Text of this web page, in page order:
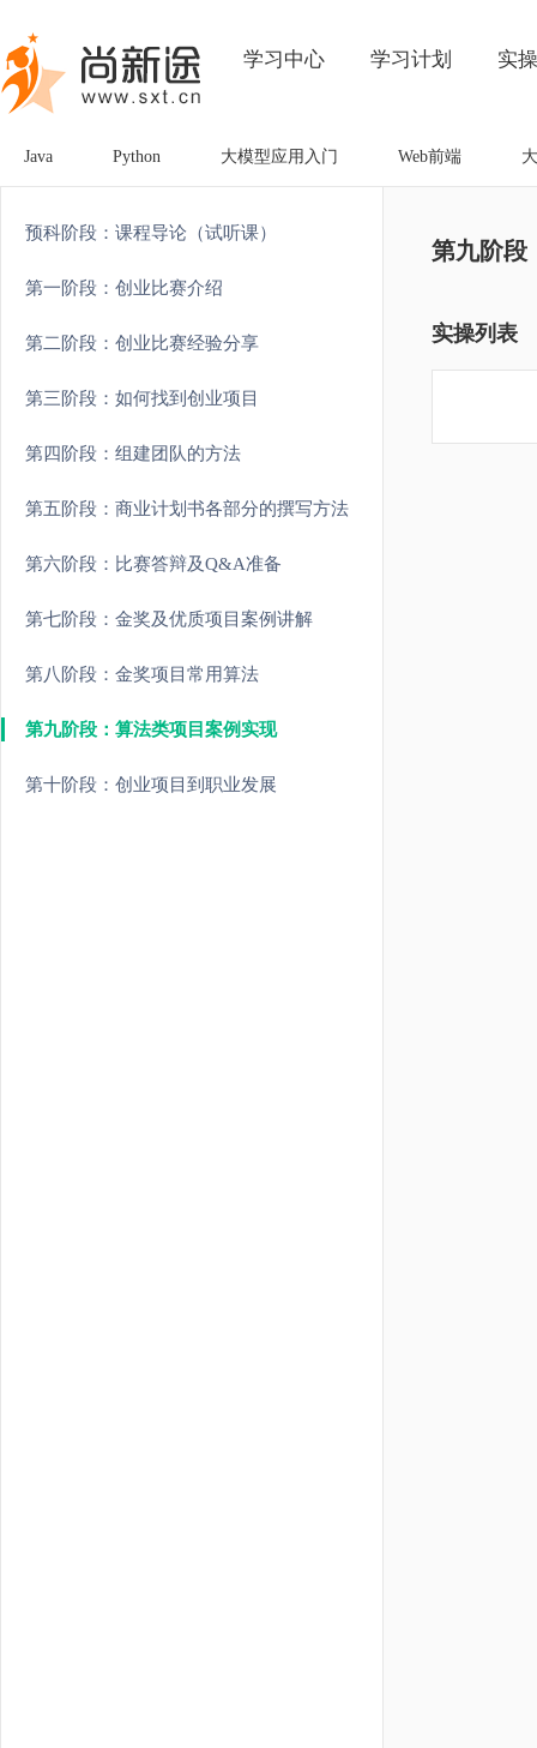
学习中心 学习计划 实操
Java Python 大模型应用入门 Web前端
预科阶段：课程导论（试听课）
第一阶段：创业比赛介绍
第二阶段：创业比赛经验分享
第三阶段：如何找到创业项目
第四阶段：组建团队的方法
第五阶段：商业计划书各部分的撰写方法
第六阶段：比赛答辩及Q&A准备
第七阶段：金奖及优质项目案例讲解
第八阶段：金奖项目常用算法
第九阶段：算法类项目案例实现
第十阶段：创业项目到职业发展
第九阶段
实操列表